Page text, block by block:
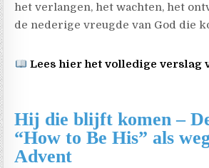
het verlangen, het wachten, het
de nederige vreugde van God die
Lees hier het volledige verslag
Hij die blijft komen –
“How to Be His” als
Advent